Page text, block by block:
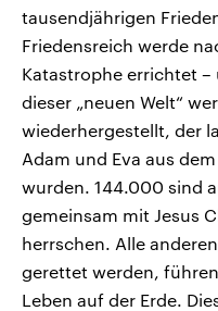
tausendjährigen
Friedensreich werde
Katastrophe errichtet –
dieser „neuen Welt“
wiederhergestellt, der
Adam und Eva aus
wurden. 144.000 sind
gemeinsam mit Jesus
herrschen. Alle
gerettet werden,
Leben auf der Erde.